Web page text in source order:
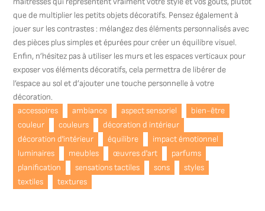
que de multiplier les petits objets décoratifs. Pensez également à
jouer sur les contrastes : mélangez des éléments personnalisés avec
des pièces plus simples et épurées pour créer un équilibre visuel.
Enfin, n’hésitez pas à utiliser les murs et les espaces verticaux pour
exposer vos éléments décoratifs, cela permettra de libérer de
l’espace au sol et d’ajouter une touche personnelle à votre
décoration.
accessoires
ambiance aspect sensoriel
bien-être
couleur
couleurs
décoration d intérieur
décoration d'intérieur
équilibre
impact émotionnel
luminaires
meubles œuvres d'art
parfums
planification
sensations tactiles sons
styles
textiles
textures